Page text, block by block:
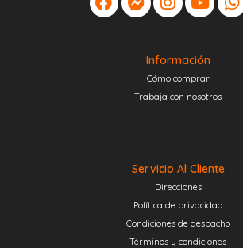
Información
Cómo comprar
Trabaja con nosotros
Servicio Al Cliente
Direcciones
Política de privacidad
Condiciones de despacho
Términos y condiciones